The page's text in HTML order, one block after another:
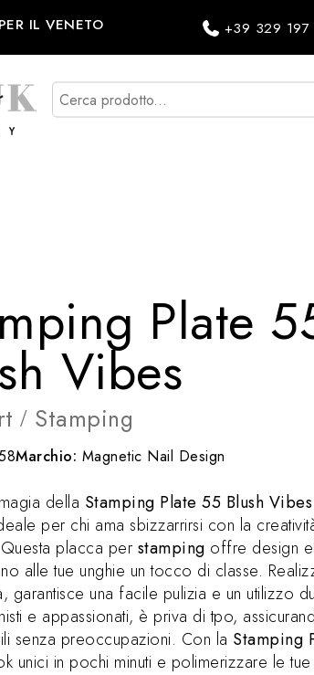
IL VENETO +39 329 197
Plate
Vibes
/ Stamping
Marchio: Magnetic Nail Design
della Stamping Plate 55 Blush Vibes
per chi ama sbizzarrirsi con la
placca per stamping offre design
alle tue unghie un tocco di classe.
garantisce una facile pulizia e un utilizzo
e appassionati, è priva di tpo,
senza preoccupazioni. Con la Stamping
unici in pochi minuti e polimerizzare le